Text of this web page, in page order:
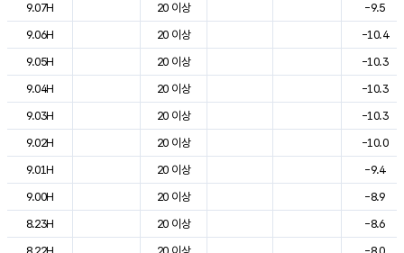
9.07H
20 이상
-9.5
9.06H
20 이상
-10.4
9.05H
20 이상
-10.3
9.04H
20 이상
-10.3
9.03H
20 이상
-10.3
9.02H
20 이상
-10.0
9.01H
20 이상
-9.4
9.00H
20 이상
-8.9
8.23H
20 이상
-8.6